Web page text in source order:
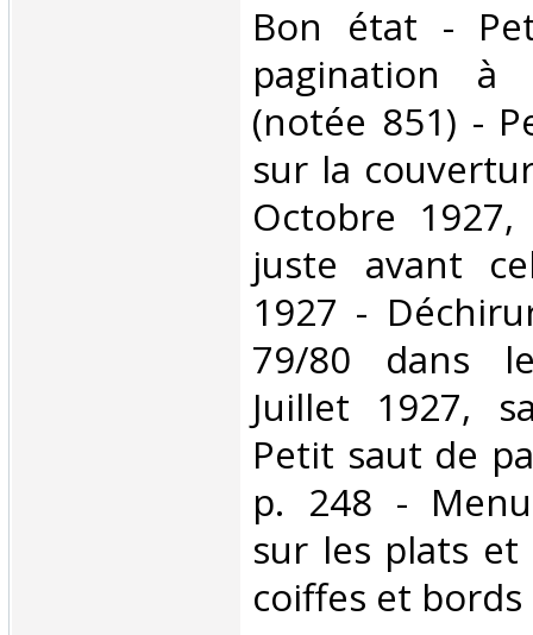
‎Bon état -
pagination
(notée 851) -
sur la
Octobre
juste avant
1927 -
79/80 dans
Juillet 1927,
Petit saut de
p. 248 -
sur les plats et
coiffes et